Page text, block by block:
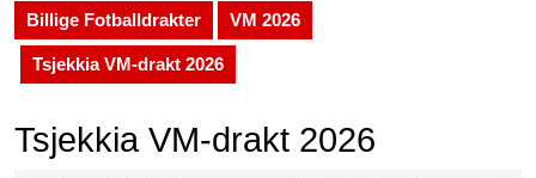
Billige Fotballdrakter VM 2026
Tsjekkia VM-drakt 2026
Tsjekkia VM-drakt 2026